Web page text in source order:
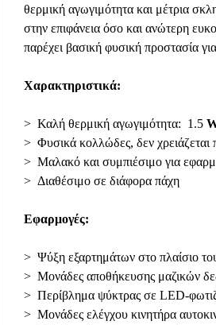
θερμική αγωγιμότητα και μέτρια
στην επιφάνεια όσο και ανώτερη
παρέχει βασική φυσική προστασία
Χαρακτηριστικά:
> Καλή θερμική αγωγιμότητα: 1.5
> Φυσικά κολλώδες, δεν χρειάζεται
> Μαλακό και συμπιέσιμο για
> Διαθέσιμο σε διάφορα πάχη
Εφαρμογές:
> Ψύξη εξαρτημάτων στο πλαίσιο
> Μονάδες αποθήκευσης μαζικών
> Περίβλημα ψύκτρας σε LED-
> Μονάδες ελέγχου κινητήρα